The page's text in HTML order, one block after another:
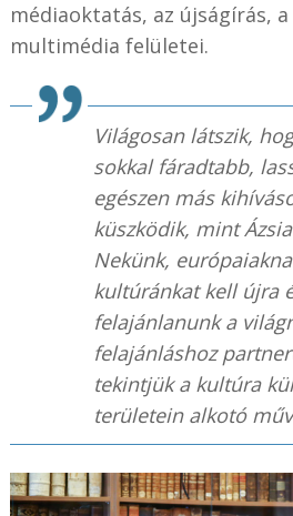
médiaoktatás, az újságírás,
multimédia felületei.
Világosan látszik,
sokkal fáradtabb,
egészen más
küszködik, mint
Nekünk,
kultúránkat kell újra
felajánlanunk a
felajánláshoz
tekintjük a kultúra
területein alkotó